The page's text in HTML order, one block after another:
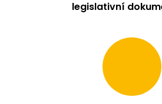
legislativní